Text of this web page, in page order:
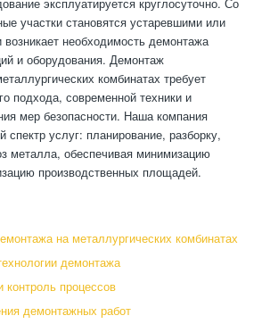
участки становятся устаревшими или
необходимость демонтажа
и оборудования. Демонтаж
комбинатах требует
подхода, современной техники и
мер безопасности. Наша компания
спектр услуг: планирование, разборку,
металла, обеспечивая минимизацию
производственных площадей.
на металлургических комбинатах
демонтажа
контроль процессов
демонтажных работ